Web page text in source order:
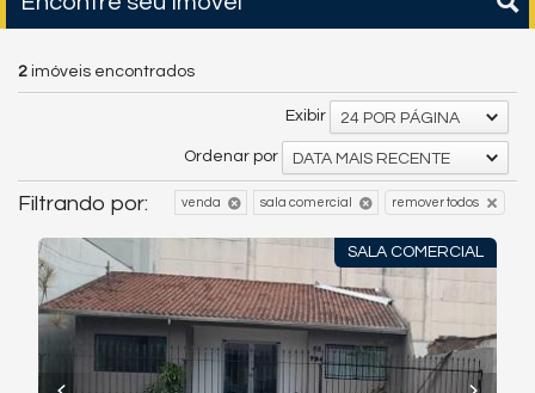
2 imóveis encontrados
Exibir 24 POR PÁGINA
Ordenar por DATA MAIS RECENTE
Filtrando por: venda sala comercial remover todos
SALA COMERCIAL